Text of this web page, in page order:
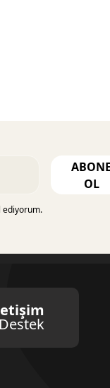
ABONE
OL
ediyorum.
Destek